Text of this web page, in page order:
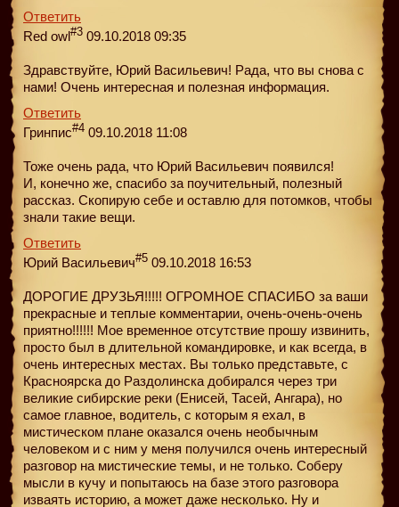
Ответить
Red owl#3 09.10.2018 09:35
Здравствуйте, Юрий Васильевич! Рада, что вы снова с
нами! Очень интересная и полезная информация.
Ответить
Гринпис#4 09.10.2018 11:08
Тоже очень рада, что Юрий Васильевич появился!
И, конечно же, спасибо за поучительный, полезный
рассказ. Скопирую себе и оставлю для потомков, чтобы
знали такие вещи.
Ответить
Юрий Васильевич#5 09.10.2018 16:53
ДОРОГИЕ ДРУЗЬЯ!!!!! ОГРОМНОЕ СПАСИБО за ваши
прекрасные и теплые комментарии, очень-очень-очень
приятно!!!!!! Мое временное отсутствие прошу извинить,
просто был в длительной командировке, и как всегда, в
очень интересных местах. Вы только представьте, с
Красноярска до Раздолинска добирался через три
великие сибирские реки (Енисей, Тасей, Ангара), но
самое главное, водитель, с которым я ехал, в
мистическом плане оказался очень необычным
человеком и с ним у меня получился очень интересный
разговор на мистические темы, и не только. Соберу
мысли в кучу и попытаюсь на базе этого разговора
изваять историю, а может даже несколько. Ну и